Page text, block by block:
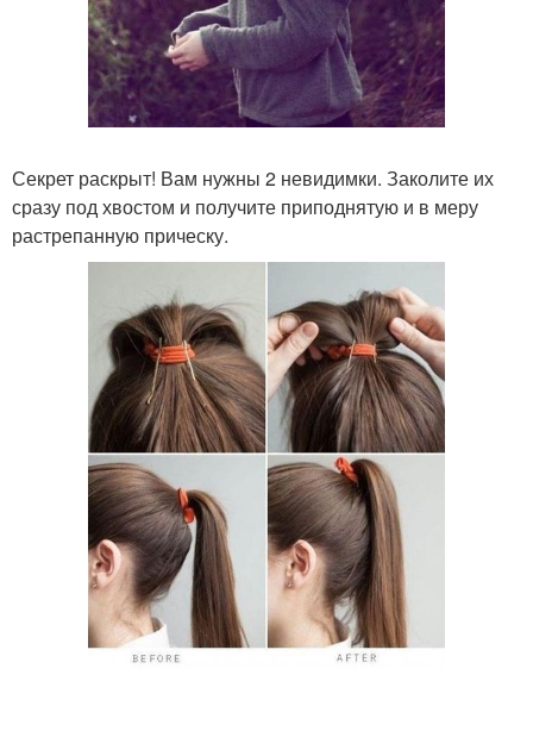
Секрет раскрыт! Вам нужны 2 невидимки. Заколите их
сразу под хвостом и получите приподнятую и в меру
растрепанную прическу.